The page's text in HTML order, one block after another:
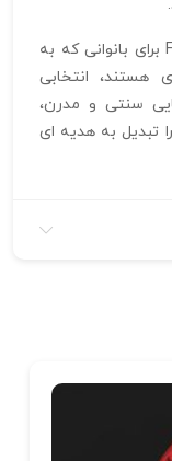
انگشتر فیوژن تراش خور عربی کد F-T-A07 برای بانوانی که به
هستند، انتخابی
سنتی و مدرن،
تبدیل به هدیه‌ ای